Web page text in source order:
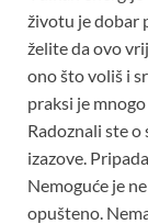
životu je dobar
želite da ovo
ono što voliš i
praksi je
Radoznali ste
izazove.
Nemoguće je
opušteno.